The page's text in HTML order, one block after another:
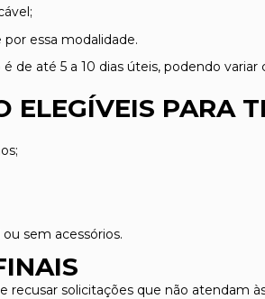
essa modalidade.
de até 5 a 10 dias úteis, podendo
ELEGÍVEIS PARA
sem acessórios.
recusar solicitações que não atendam